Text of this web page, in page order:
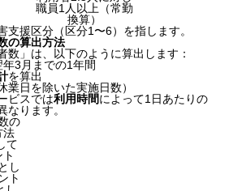
職員1人以上（常勤
換算）
援区分（区分1〜6）を指します。
の算出方法
数」は、以下のように算出します：
年3月までの1年間
を算出
日を除いた実施日数）
ビスでは利用時間によって1日あたりの
なります。
の
法
て
し
ト